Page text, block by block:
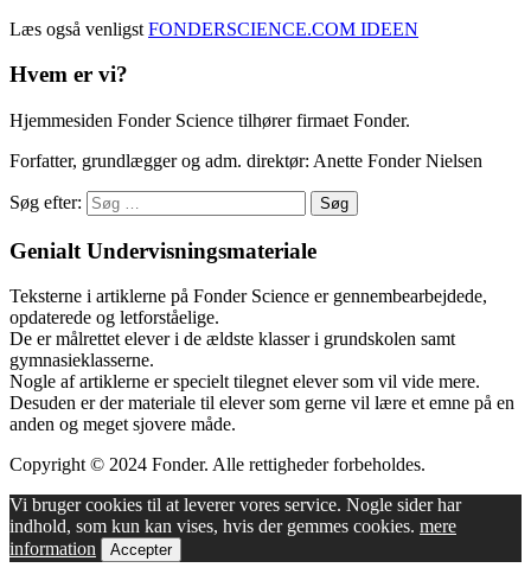
Læs også venligst FONDERSCIENCE.COM IDEEN
Hvem er vi?
Hjemmesiden Fonder Science tilhører firmaet Fonder.
Forfatter, grundlægger og adm. direktør: Anette Fonder Nielsen
Søg efter:
Genialt Undervisningsmateriale
Teksterne i artiklerne på Fonder Science er gennembearbejdede,
opdaterede og letforståelige.
De er målrettet elever i de ældste klasser i grundskolen samt
gymnasieklasserne.
Nogle af artiklerne er specielt tilegnet elever som vil vide mere.
Desuden er der materiale til elever som gerne vil lære et emne på en
anden og meget sjovere måde.
Copyright © 2024 Fonder. Alle rettigheder forbeholdes.
Vi bruger cookies til at leverer vores service. Nogle sider har
indhold, som kun kan vises, hvis der gemmes cookies. mere
information
Accepter